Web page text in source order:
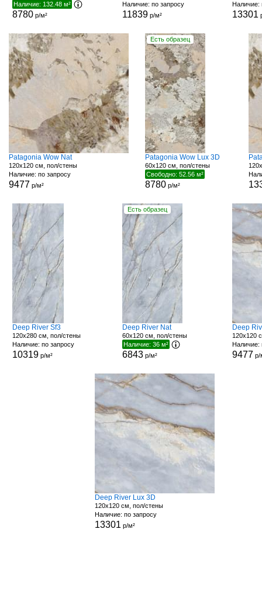
Наличие: 132.48 м²
8780р/м²
Наличие: по запросу
11839 р/м²
Наличие:
13301
Patagonia Wow Nat
120x120 см, пол/стены
Наличие: по запросу
9477 р/м²
Есть образец
Patagonia Wow Lux 3D
60x120 см, пол/стены
Свободно: 52.56 м²
8780р/м²
Deep River Sf3
120x280 см, пол/стены
Наличие: по запросу
10319р/м²
Есть образец
Deep River Nat
60x120 см, пол/стены
Наличие: 36 м²
6843 р/м²
Deep
120x120
Наличие:
9477 р/
Deep River Lux 3D
120x120 см, пол/стены
Наличие: по запросу
13301 р/м²